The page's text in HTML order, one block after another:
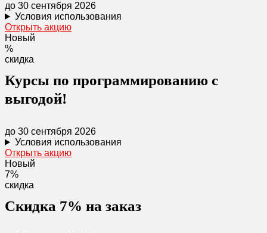
до 30 сентября 2026
Условия использования
Открыть акцию
Новый
%
скидка
Курсы по программированию с
выгодой!
до 30 сентября 2026
Условия использования
Открыть акцию
Новый
7%
скидка
Скидка 7% на заказ